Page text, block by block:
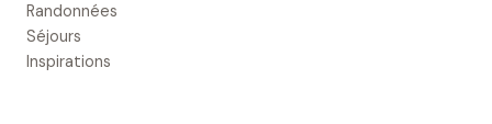
Randonnées
Séjours
Inspirations